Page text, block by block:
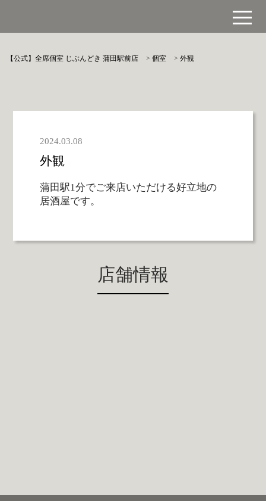
【公式】全席個室 じぶんどき 蒲田駅前店 >個室 >外観
2024.03.08
外観
蒲田駅1分でご来店いただける好立地の
居酒屋です。
店舗情報